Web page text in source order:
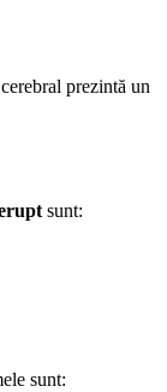
prezintă un
sunt:
sunt: